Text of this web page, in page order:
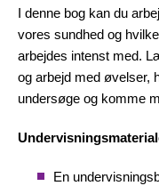
I denne bog kan du
vores sundhed og
arbejdes intenst med.
og arbejd med øvelser,
undersøge og komme
En